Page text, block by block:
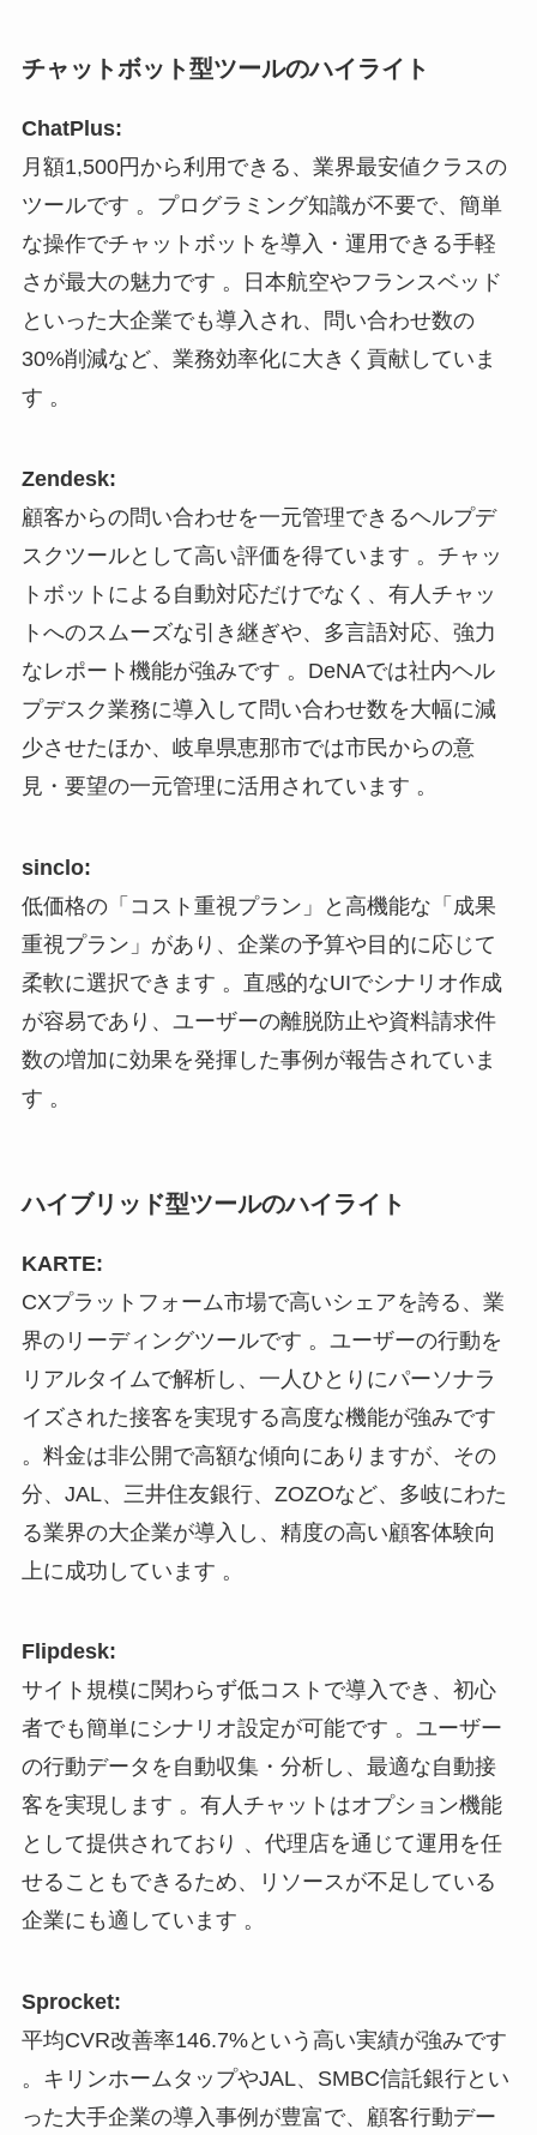
チャットボット型ツールのハイライト
ChatPlus:
月額1,500円から利用できる、業界最安値クラスの
ツールです 。プログラミング知識が不要で、簡単
な操作でチャットボットを導入・運用できる手軽
さが最大の魅力です 。日本航空やフランスベッド
といった大企業でも導入され、問い合わせ数の
30%削減など、業務効率化に大きく貢献していま
す 。
Zendesk:
顧客からの問い合わせを一元管理できるヘルプデ
スクツールとして高い評価を得ています 。チャッ
トボットによる自動対応だけでなく、有人チャッ
トへのスムーズな引き継ぎや、多言語対応、強力
なレポート機能が強みです 。DeNAでは社内ヘル
プデスク業務に導入して問い合わせ数を大幅に減
少させたほか、岐阜県恵那市では市民からの意
見・要望の一元管理に活用されています 。
sinclo:
低価格の「コスト重視プラン」と高機能な「成果
重視プラン」があり、企業の予算や目的に応じて
柔軟に選択できます 。直感的なUIでシナリオ作成
が容易であり、ユーザーの離脱防止や資料請求件
数の増加に効果を発揮した事例が報告されていま
す 。
ハイブリッド型ツールのハイライト
KARTE:
CXプラットフォーム市場で高いシェアを誇る、業
界のリーディングツールです 。ユーザーの行動を
リアルタイムで解析し、一人ひとりにパーソナラ
イズされた接客を実現する高度な機能が強みです
。料金は非公開で高額な傾向にありますが、その
分、JAL、三井住友銀行、ZOZOなど、多岐にわた
る業界の大企業が導入し、精度の高い顧客体験向
上に成功しています 。
Flipdesk:
サイト規模に関わらず低コストで導入でき、初心
者でも簡単にシナリオ設定が可能です 。ユーザー
の行動データを自動収集・分析し、最適な自動接
客を実現します 。有人チャットはオプション機能
として提供されており 、代理店を通じて運用を任
せることもできるため、リソースが不足している
企業にも適しています 。
Sprocket:
平均CVR改善率146.7%という高い実績が強みです
。キリンホームタップやJAL、SMBC信託銀行とい
った大手企業の導入事例が豊富で、顧客行動デー